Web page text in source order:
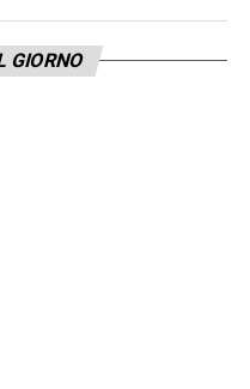
GIORNO